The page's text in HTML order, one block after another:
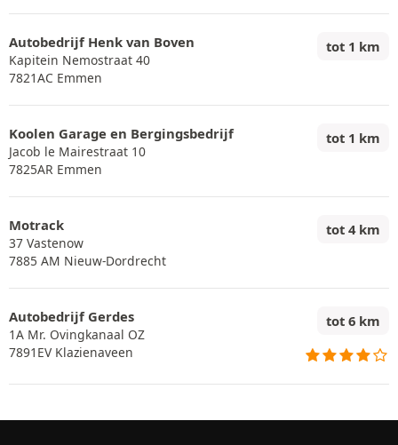
Autobedrijf Henk van Boven
Kapitein Nemostraat 40
7821AC Emmen
tot 1 km
Koolen Garage en Bergingsbedrijf
Jacob le Mairestraat 10
7825AR Emmen
tot 1 km
Motrack
37 Vastenow
7885 AM Nieuw-Dordrecht
tot 4 km
Autobedrijf Gerdes
1A Mr. Ovingkanaal OZ
7891EV Klazienaveen
tot 6 km